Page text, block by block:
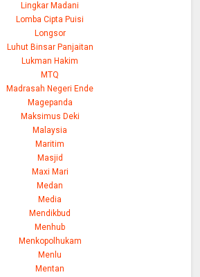
Lingkar Madani
Lomba Cipta Puisi
Longsor
Luhut Binsar Panjaitan
Lukman Hakim
MTQ
Madrasah Negeri Ende
Magepanda
Maksimus Deki
Malaysia
Maritim
Masjid
Maxi Mari
Medan
Media
Mendikbud
Menhub
Menkopolhukam
Menlu
Mentan